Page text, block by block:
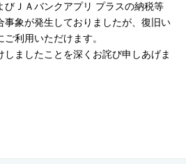
びＪＡバンクアプリ プラスの納税等
事象が発生しておりましたが、復旧い
利用いただけます。
ましたことを深くお詫び申しあげま